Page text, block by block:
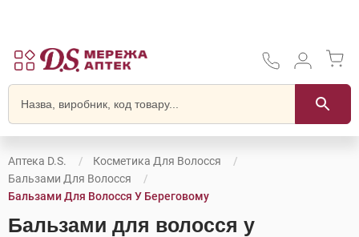
Аптека D.S.
Косметика Для Волосся
Бальзами Для Волосся
Бальзами Для Волосся У Береговому
Бальзами для волосся у